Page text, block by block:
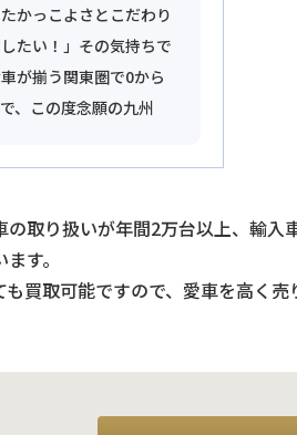
かっこよさとこだわり
たい！」その気持ちで
が揃う関東圏で0から
、この度念願の九州
の取り扱いが年間2万台以上、輸
す。
買取可能ですので、愛車を高く売